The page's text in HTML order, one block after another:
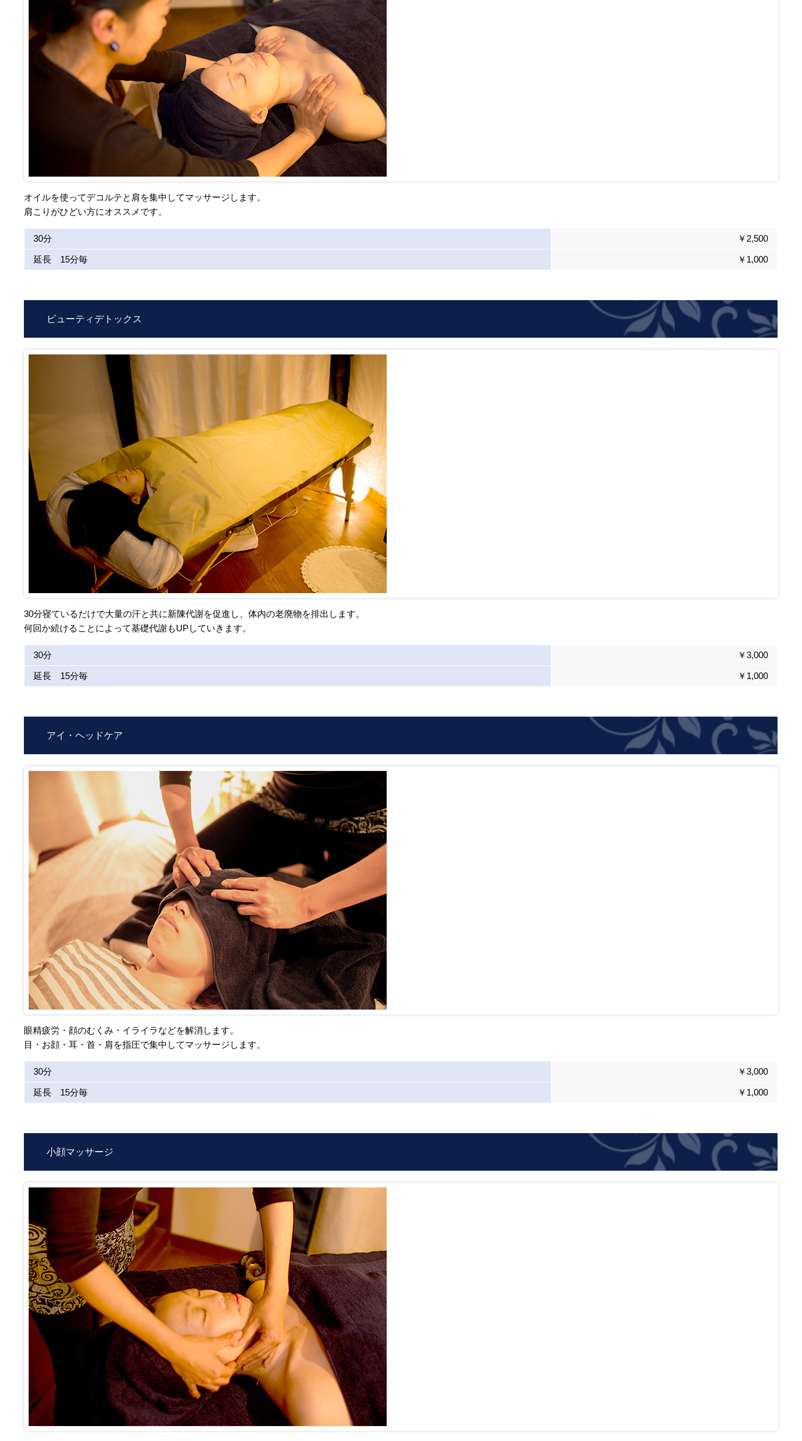
オイルを使ってデコルテと肩を集中してマッサージします。
肩こりがひどい方にオススメです。
30分 ￥2,500
延長 15分毎 ￥1,000
ビューティデトックス
30分寝ているだけで大量の汗と共に新陳代謝を促進し、体内の老廃物を排出します。
何回か続けることによって基礎代謝もUPしていきます。
30分 ￥3,000
延長 15分毎 ￥1,000
アイ・ヘッドケア
眼精疲労・顔のむくみ・イライラなどを解消します。
目・お顔・耳・首・肩を指圧で集中してマッサージします。
30分 ￥3,000
延長 15分毎 ￥1,000
小顔マッサージ